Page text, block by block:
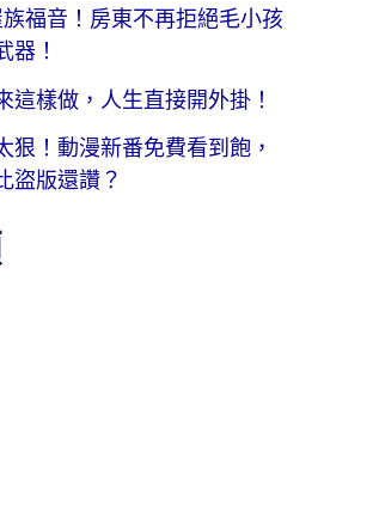
福音！房東不再拒絕毛小孩
器！
這樣做，人生直接開外掛！
狠！動漫新番免費看到飽，
盜版還讚？